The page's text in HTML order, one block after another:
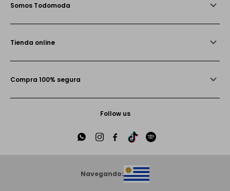
Tienda online
Somos Todomoda
Compra 100% segura
Follow us

 
 
Navegando: